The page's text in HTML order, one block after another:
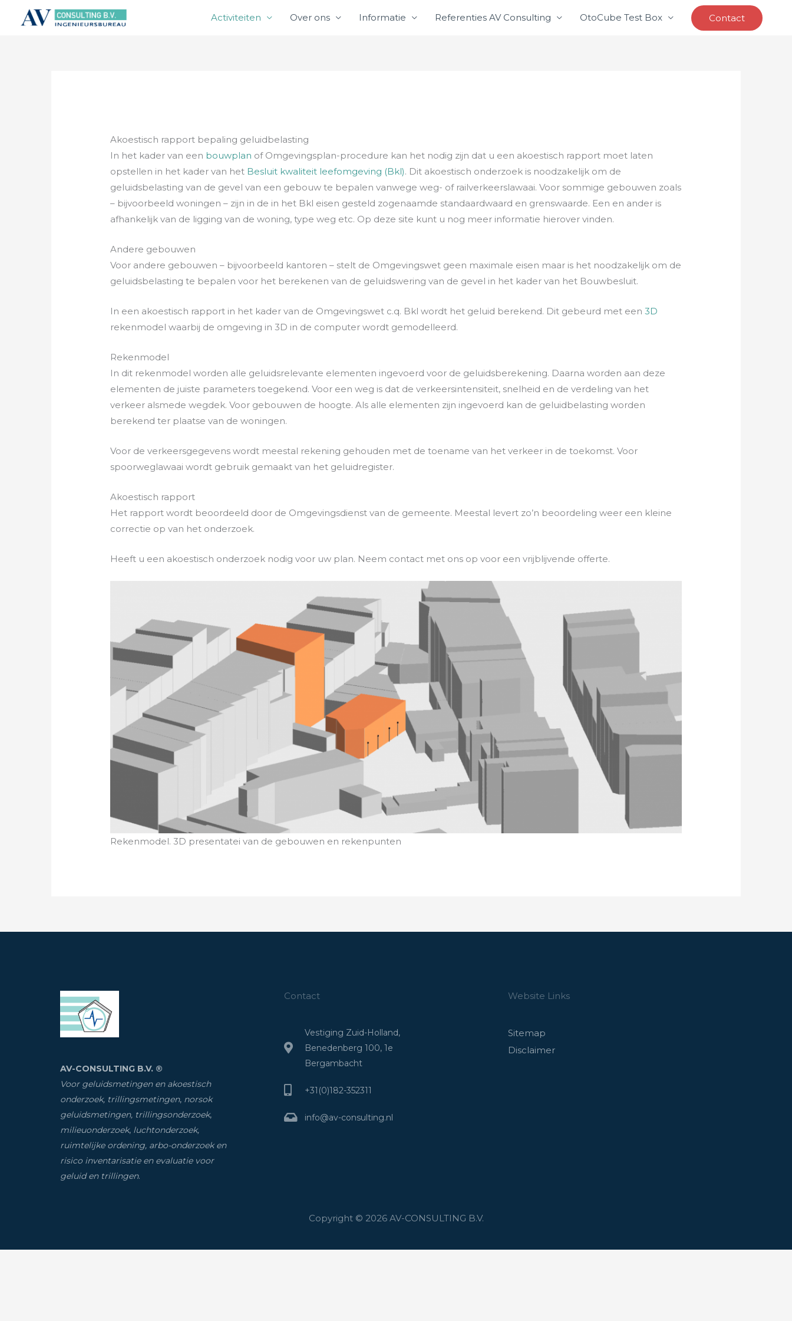
Activiteiten Over ons Informatie Referenties AV Consulting OtoCube Test Box Contact
Akoestisch rapport bepaling geluidbelasting
In het kader van een bouwplan of Omgevingsplan-procedure kan het nodig zijn dat u een akoestisch rapport moet laten
opstellen in het kader van het Besluit kwaliteit leefomgeving (Bkl). Dit akoestisch onderzoek is noodzakelijk om de
geluidsbelasting van de gevel van een gebouw te bepalen vanwege weg- of railverkeerslawaai. Voor sommige gebouwen zoals
– bijvoorbeeld woningen – zijn in de in het Bkl eisen gesteld zogenaamde standaardwaard en grenswaarde. Een en ander is
afhankelijk van de ligging van de woning, type weg etc. Op deze site kunt u nog meer informatie hierover vinden.
Andere gebouwen
Voor andere gebouwen – bijvoorbeeld kantoren – stelt de Omgevingswet geen maximale eisen maar is het noodzakelijk om de
geluidsbelasting te bepalen voor het berekenen van de geluidswering van de gevel in het kader van het Bouwbesluit.
In een akoestisch rapport in het kader van de Omgevingswet c.q. Bkl wordt het geluid berekend. Dit gebeurd met een3D
rekenmodel waarbij de omgeving in 3D in de computer wordt gemodelleerd.
Rekenmodel
In dit rekenmodel worden alle geluidsrelevante elementen ingevoerd voor de geluidsberekening. Daarna worden aan deze
elementen de juiste parameters toegekend. Voor een weg is dat de verkeersintensiteit, snelheid en de verdeling van het
verkeer alsmede wegdek. Voor gebouwen de hoogte. Als alle elementen zijn ingevoerd kan de geluidbelasting worden
berekend ter plaatse van de woningen.
Voor de verkeersgegevens wordt meestal rekening gehouden met de toename van het verkeer in de toekomst. Voor
spoorweglawaai wordt gebruik gemaakt van het geluidregister.
Akoestisch rapport
Het rapport wordt beoordeeld door de Omgevingsdienst van de gemeente. Meestal levert zo’n beoordeling weer een kleine
correctie op van het onderzoek.
Heeft u een akoestisch onderzoek nodig voor uw plan. Neem contact met ons op voor een vrijblijvende offerte.
Rekenmodel. 3D presentatei van de gebouwen en rekenpunten
AV-CONSULTING B.V. ®
Voor geluidsmetingen en akoestisch
onderzoek, trillingsmetingen, norsok
geluidsmetingen, trillingsonderzoek,
milieuonderzoek, luchtonderzoek,
ruimtelijke ordening, arbo-onderzoek en
risico inventarisatie en evaluatie voor
geluid en trillingen.
Contact
Vestiging Zuid-Holland,
Benedenberg 100, 1e
Bergambacht
+31(0)182-352311
info@av-consulting.nl
Website Links
Sitemap
Disclaimer
Copyright © 2026 AV-CONSULTING B.V.